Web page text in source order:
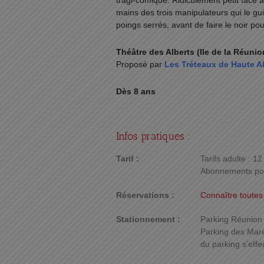
mains des trois manipulateurs qui le
poings serrés, avant de faire le noir
Théâtre des Alberts (Ile de la
Proposé par Les Tréteaux de Haute
Dès 8 ans
Infos pratiques :
Tarif :
Tarifs adulte :
Abonnements
Réservations : Connaître
Stationnement :
Parking Réunion
Parking des
du parking